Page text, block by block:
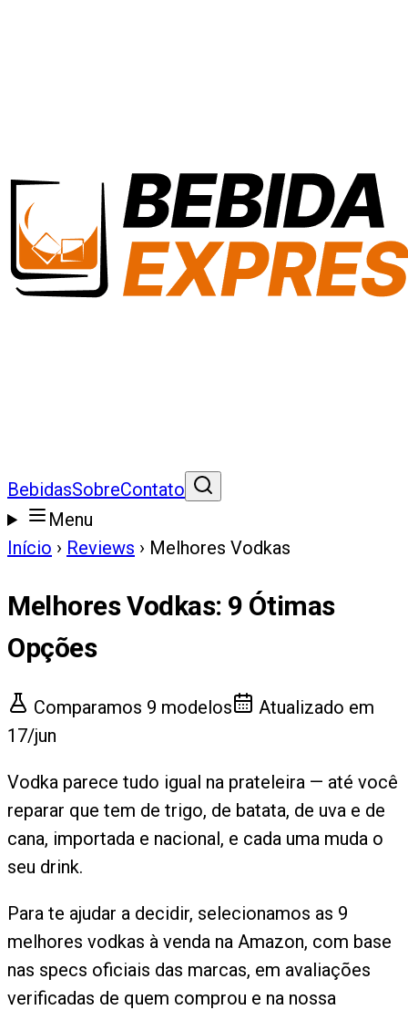
BebidasSobreContato
Menu
Início › Reviews › Melhores Vodkas
Melhores Vodkas: 9 Ótimas
Opções
Comparamos 9 modelos
Atualizado em
17/jun
Vodka parece tudo igual na prateleira — até você
reparar que tem de trigo, de batata, de uva e de
cana, importada e nacional, e cada uma muda o
seu drink.
Para te ajudar a decidir, selecionamos as 9
melhores vodkas à venda na Amazon, com base
nas specs oficiais das marcas, em avaliações
verificadas de quem comprou e na nossa